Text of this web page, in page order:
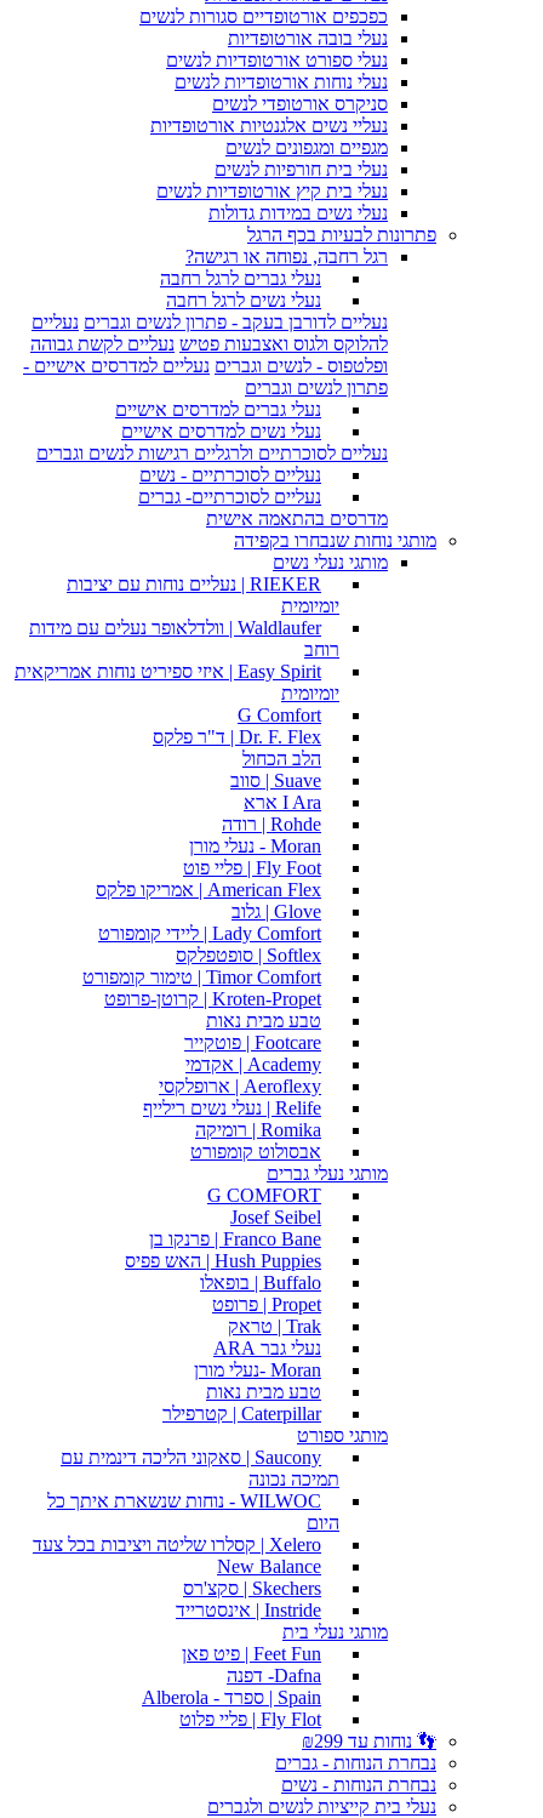
כפכפים אורטופדיים סגורות לנשים
נעלי בובה אורטופדיות
נעלי ספורט אורטופדיות לנשים
נעלי נוחות אורטופדיות לנשים
סניקרס אורטופדי לנשים
נעליי נשים אלגנטיות אורטופדיות
מגפיים ומגפונים לנשים
נעלי בית חורפיות לנשים
נעלי בית קיץ אורטופדיות לנשים
נעלי נשים במידות גדולות
פתרונות לבעיות בכף הרגל
רגל רחבה, נפוחה או רגישה?
נעלי גברים לרגל רחבה
נעלי נשים לרגל רחבה
נעליים לדורבן בעקב - פתרון לנשים וגברים נעליים
להלוקס ולגוס ואצבעות פטיש נעליים לקשת גבוהה
ופלטפוס - לנשים וגברים נעליים למדרסים אישיים -
פתרון לנשים וגברים
נעלי גברים למדרסים אישיים
נעלי נשים למדרסים אישיים
נעליים לסוכרתיים ולרגליים רגישות לנשים וגברים
נעליים לסוכרתיים - נשים
נעליים לסוכרתיים- גברים
מדרסים בהתאמה אישית
מותגי נוחות שנבחרו בקפידה
מותגי נעלי נשים
RIEKER | נעליים נוחות עם יציבות
יומיומית
Waldlaufer | וולדלאופר נעלים עם מידות
רוחב
Easy Spirit | איזי ספיריט נוחות אמריקאית
יומיומית
G Comfort
Dr. F. Flex | ד"ר פלקס
הלב הכחול
Suave | סווב
I Ara ארא
Rohde | רודה
Moran - נעלי מורן
Fly Foot | פליי פוט
American Flex | אמריקו פלקס
Glove | גלוב
Lady Comfort | ליידי קומפורט
Softlex | סופטפלקס
Timor Comfort | טימור קומפורט
Kroten-Propet | קרוטן-פרופט
טבע מבית נאות
Footcare | פוטקייר
Academy | אקדמי
Aeroflexy | ארופלקסי
Relife | נעלי נשים רילייף
Romika | רומיקה
אבסולוט קומפורט
מותגי נעלי גברים
G COMFORT
Josef Seibel
Franco Bane | פרנקו בן
Hush Puppies | האש פפיס
Buffalo | בופאלו
Propet | פרופט
Trak | טראק
נעלי גבר ARA
Moran -נעלי מורן
טבע מבית נאות
Caterpillar | קטרפילר
מותגי ספורט
Saucony | סאקוני הליכה דינמית עם
תמיכה נכונה
WILWOC - נוחות שנשארת איתך כל
היום
Xelero | קסלרו שליטה ויציבות בכל צעד
New Balance
Skechers | סקצ'רס
Instride | אינסטרייד
מותגי נעלי בית
Feet Fun | פיט פאן
Dafna- דפנה
Spain | ספרד - Alberola
Fly Flot | פליי פלוט
👣 נוחות עד ₪299
נבחרת הנוחות - גברים
נבחרת הנוחות - נשים
נעלי בית קייציות לנשים ולגברים